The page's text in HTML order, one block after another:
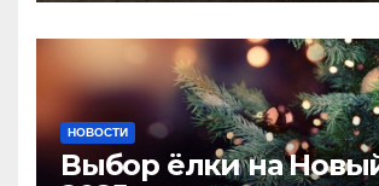
НОВОСТИ
Выбор ёлки на